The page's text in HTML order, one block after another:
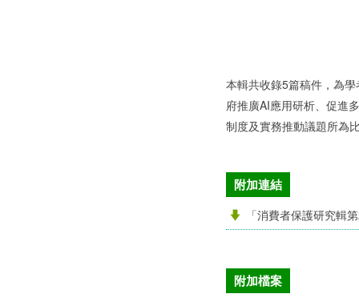
本輯共收錄5篇稿件，為
府推廣AI應用研析、促進
制度及實務推動議題所為
附加連結
「消費者保護研究輯
附加檔案